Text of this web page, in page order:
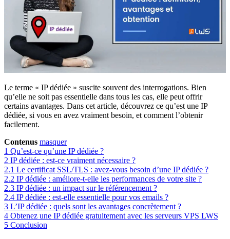
Le terme « IP dédiée » suscite souvent des interrogations. Bien
qu’elle ne soit pas essentielle dans tous les cas, elle peut offrir
certains avantages. Dans cet article, découvrez ce qu’est une IP
dédiée, si vous en avez vraiment besoin, et comment l’obtenir
facilement.
Contenus masquer
1 Qu’est-ce qu’une IP dédiée ?
2 IP dédiée : est-ce vraiment nécessaire ?
2.1 Le certificat SSL/TLS : avez-vous besoin d’une IP dédiée ?
2.2 IP dédiée : améliore-t-elle les performances de votre site ?
2.3 IP dédiée : un impact sur le référencement ?
2.4 IP dédiée : est-elle essentielle pour vos emails ?
3 L’IP dédiée : quels sont les avantages concrètement ?
4 Obtenez une IP dédiée gratuitement avec les serveurs VPS LWS
5 Conclusion